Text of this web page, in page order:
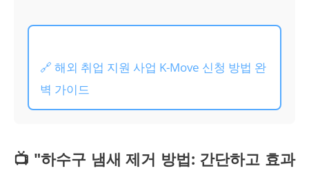
🔗 해외 취업 지원 사업 K-Move 신청 방법 완
벽 가이드
📺 "하수구 냄새 제거 방법: 간단하고 효과